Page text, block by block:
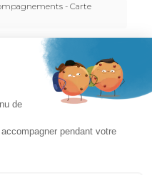
- Carte